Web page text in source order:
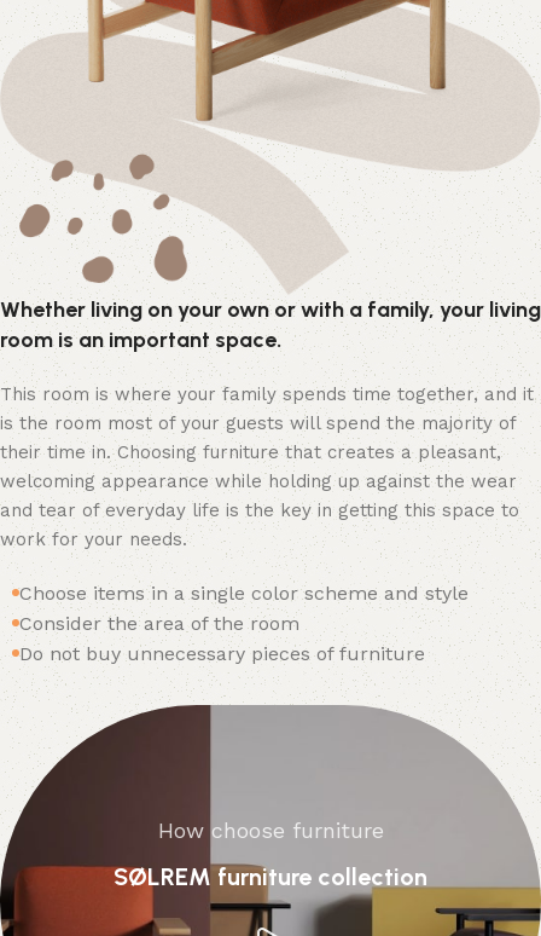
Whether living on your own or with a family, your living
room is an important space.
This room is where your family spends time together, and it
is the room most of your guests will spend the majority of
their time in. Choosing furniture that creates a pleasant,
welcoming appearance while holding up against the wear
and tear of everyday life is the key in getting this space to
work for your needs.
Choose items in a single color scheme and style
Consider the area of the room
Do not buy unnecessary pieces of furniture
How choose furniture
SØLREM furniture collection